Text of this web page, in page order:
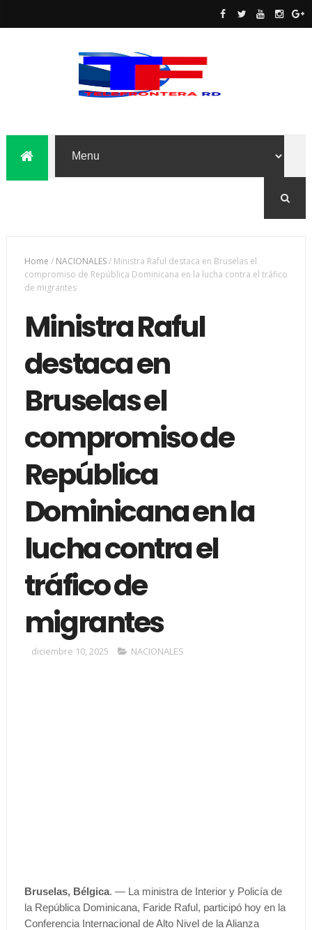
Home / NACIONALES/ Ministra Raful destaca en Bruselas el
compromiso de República Dominicana en la lucha contra el tráfico
de migrantes
Ministra Raful
destaca en
Bruselas el
compromiso de
República
Dominicana en la
lucha contra el
tráfico de
migrantes
diciembre 10, 2025 NACIONALES
Bruselas, Bélgica. — La ministra de Interior y Policía de
la República Dominicana, Faride Raful, participó hoy en la
Conferencia Internacional de Alto Nivel de la Alianza